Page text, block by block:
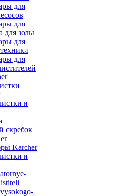
для
для
для золы
для
для
и
скребок
Karcher
и